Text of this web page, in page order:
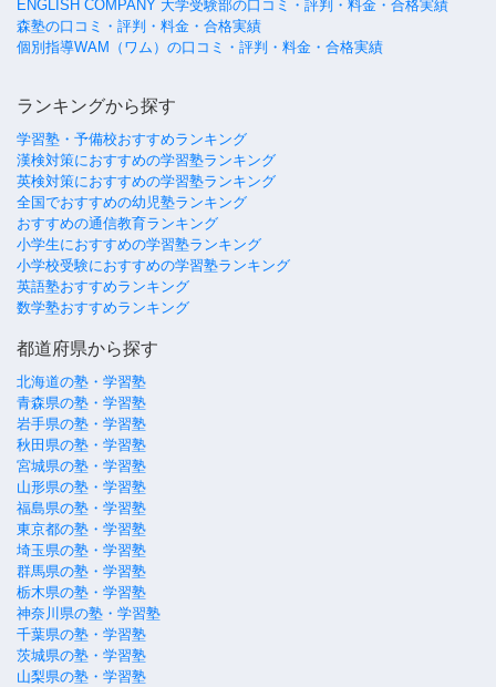
ENGLISH COMPANY 大学受験部の口コミ・評判・料金・合格実績
森塾の口コミ・評判・料金・合格実績
個別指導WAM（ワム）の口コミ・評判・料金・合格実績
ランキングから探す
学習塾・予備校おすすめランキング
漢検対策におすすめの学習塾ランキング
英検対策におすすめの学習塾ランキング
全国でおすすめの幼児塾ランキング
おすすめの通信教育ランキング
小学生におすすめの学習塾ランキング
小学校受験におすすめの学習塾ランキング
英語塾おすすめランキング
数学塾おすすめランキング
都道府県から探す
北海道の塾・学習塾
青森県の塾・学習塾
岩手県の塾・学習塾
秋田県の塾・学習塾
宮城県の塾・学習塾
山形県の塾・学習塾
福島県の塾・学習塾
東京都の塾・学習塾
埼玉県の塾・学習塾
群馬県の塾・学習塾
栃木県の塾・学習塾
神奈川県の塾・学習塾
千葉県の塾・学習塾
茨城県の塾・学習塾
山梨県の塾・学習塾